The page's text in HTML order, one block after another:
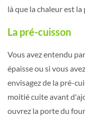
là que la chaleur est
La pré-cuisson
Vous avez entendu
épaisse ou si vous
envisagez de la pré-
moitié cuite avant
ouvrez la porte du